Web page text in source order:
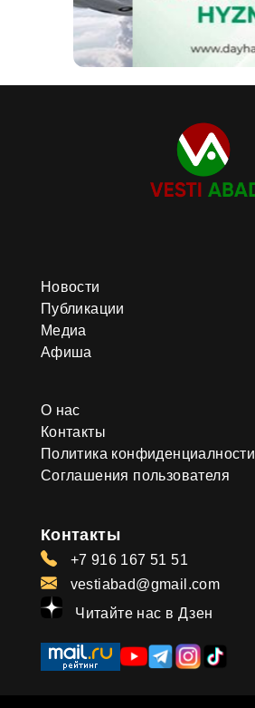
Новости
Публикации
Медиа
Афиша
О нас
Контакты
Политика конфиденциалности
Соглашения пользователя
Контакты
+7 916 167 51 51
vestiabad@gmail.com
Читайте нас в Дзен